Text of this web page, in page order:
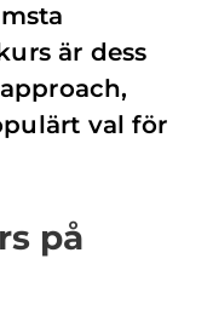
är dess
val för
på